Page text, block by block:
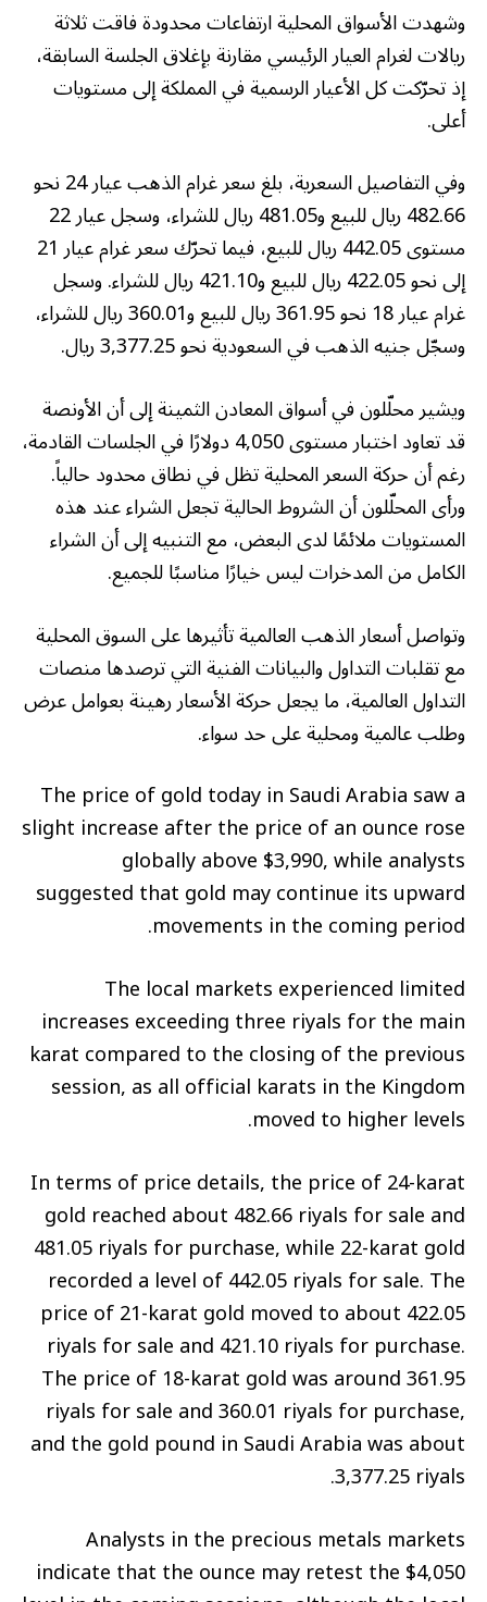
وشهدت الأسواق المحلية ارتفاعات محدودة فاقت ثلاثة
ريالات لغرام العيار الرئيسي مقارنة بإغلاق الجلسة السابقة،
إذ تحرّكت كل الأعيار الرسمية في المملكة إلى مستويات
أعلى.
وفي التفاصيل السعرية، بلغ سعر غرام الذهب عيار 24 نحو
482.66 ريال للبيع و481.05 ريال للشراء، وسجل عيار 22
مستوى 442.05 ريال للبيع، فيما تحرّك سعر غرام عيار 21
إلى نحو 422.05 ريال للبيع و421.10 ريال للشراء. وسجل
غرام عيار 18 نحو 361.95 ريال للبيع و360.01 ريال للشراء،
وسجّل جنيه الذهب في السعودية نحو 3,377.25 ريال.
ويشير محلّلون في أسواق المعادن الثمينة إلى أن الأونصة
قد تعاود اختبار مستوى 4,050 دولارًا في الجلسات القادمة،
رغم أن حركة السعر المحلية تظل في نطاق محدود حالياً.
ورأى المحلّلون أن الشروط الحالية تجعل الشراء عند هذه
المستويات ملائمًا لدى البعض، مع التنبيه إلى أن الشراء
الكامل من المدخرات ليس خيارًا مناسبًا للجميع.
وتواصل أسعار الذهب العالمية تأثيرها على السوق المحلية
مع تقلبات التداول والبيانات الفنية التي ترصدها منصات
التداول العالمية، ما يجعل حركة الأسعار رهينة بعوامل عرض
وطلب عالمية ومحلية على حد سواء.
The price of gold today in Saudi Arabia saw a
slight increase after the price of an ounce rose
globally above $3,990, while analysts
suggested that gold may continue its upward
movements in the coming period.
The local markets experienced limited
increases exceeding three riyals for the main
karat compared to the closing of the previous
session, as all official karats in the Kingdom
moved to higher levels.
In terms of price details, the price of 24-karat
gold reached about 482.66 riyals for sale and
481.05 riyals for purchase, while 22-karat gold
recorded a level of 442.05 riyals for sale. The
price of 21-karat gold moved to about 422.05
riyals for sale and 421.10 riyals for purchase.
The price of 18-karat gold was around 361.95
riyals for sale and 360.01 riyals for purchase,
and the gold pound in Saudi Arabia was about
3,377.25 riyals.
Analysts in the precious metals markets
indicate that the ounce may retest the $4,050